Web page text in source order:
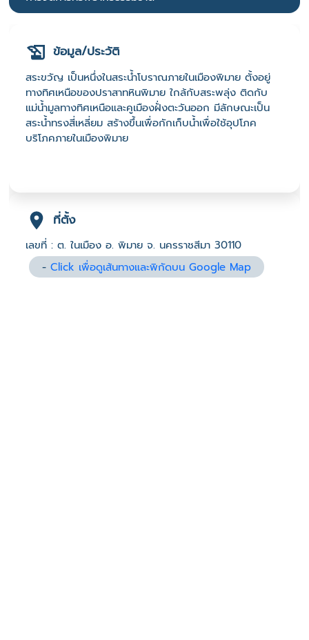
ข้อมูล/ประวัติ
สระขวัญ เป็นหนึ่งในสระน้ำโบราณภายในเมืองพิมาย ตั้งอยู่
ทางทิศเหนือของปราสาทหินพิมาย ใกล้กับสระพลุ่ง ติดกับ
แม่น้ำมูลทางทิศเหนือและคูเมืองฝั่งตะวันออก มีลักษณะเป็น
สระน้ำทรงสี่เหลี่ยม สร้างขึ้นเพื่อกักเก็บน้ำเพื่อใช้อุปโภค
บริโภคภายในเมืองพิมาย
ที่ตั้ง
เลขที่ : ต. ในเมือง อ. พิมาย จ. นครราชสีมา 30110
-Click เพื่อดูเส้นทางและพิกัดบน Google Map